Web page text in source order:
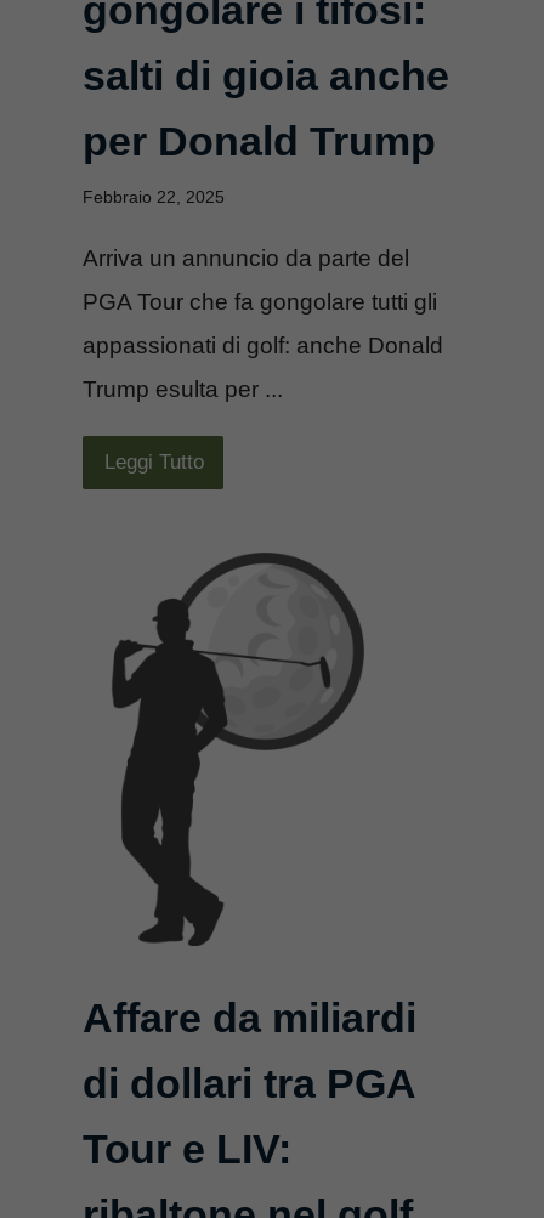
salti di gioia anche
per Donald Trump
Febbraio 22, 2025
Arriva un annuncio da parte del
PGA Tour che fa gongolare tutti gli
appassionati di golf: anche Donald
Trump esulta per ...
Leggi Tutto
Affare da miliardi
di dollari tra PGA
Tour e LIV: